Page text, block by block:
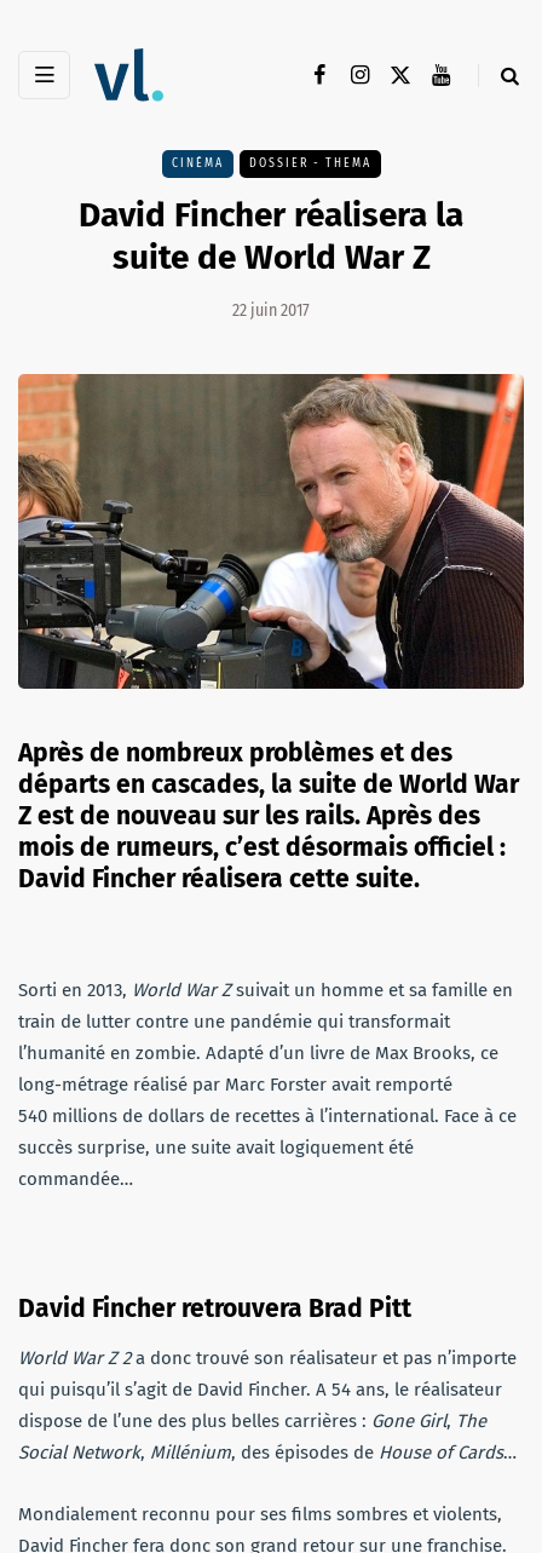
CINÉMA DOSSIER - THEMA
David Fincher réalisera la
suite de World War Z
22 juin 2017
Après de nombreux problèmes et des
départs en cascades, la suite de World War
Z est de nouveau sur les rails. Après des
mois de rumeurs, c’est désormais officiel :
David Fincher réalisera cette suite.
Sorti en 2013, World War Zsuivait un homme et sa famille en
train de lutter contre une pandémie qui transformait
l’humanité en zombie. Adapté d’un livre de Max Brooks, ce
long-métrage réalisé par Marc Forster avait remporté
540 millions de dollars de recettes à l’international. Face à ce
succès surprise, une suite avait logiquement été
commandée…
David Fincher retrouvera Brad Pitt
World War Z 2a donc trouvé son réalisateur et pas n’importe
qui puisqu’il s’agit de David Fincher. A 54 ans, le réalisateur
dispose de l’une des plus belles carrières : Gone Girl, The
Social Network, Millénium, des épisodes de House of Cards…
Mondialement reconnu pour ses films sombres et violents,
David Fincher fera donc son grand retour sur une franchise.